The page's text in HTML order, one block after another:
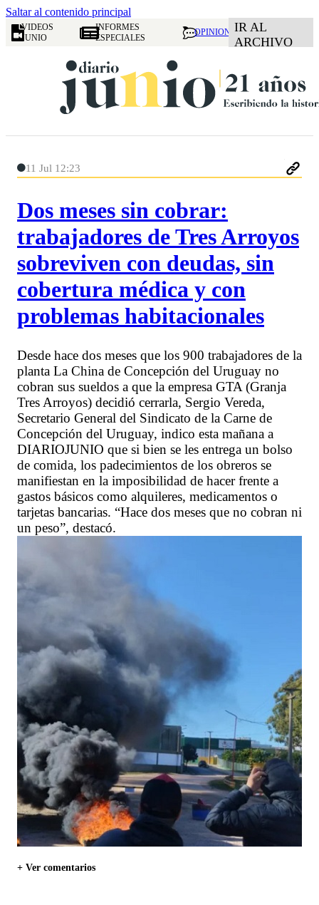
Saltar al contenido principal
VIDEOS
JUNIO
INFORMES
ESPECIALES
OPINION IR AL
ARCHIVO
11 Jul 12:23
Dos meses sin cobrar:
trabajadores de Tres Arroyos
sobreviven con deudas, sin
cobertura médica y con
problemas habitacionales
Desde hace dos meses que los 900 trabajadores de la
planta La China de Concepción del Uruguay no
cobran sus sueldos a que la empresa GTA (Granja
Tres Arroyos) decidió cerrarla, Sergio Vereda,
Secretario General del Sindicato de la Carne de
Concepción del Uruguay, indico esta mañana a
DIARIOJUNIO que si bien se les entrega un bolso
de comida, los padecimientos de los obreros se
manifiestan en la imposibilidad de hacer frente a
gastos básicos como alquileres, medicamentos o
tarjetas bancarias. “Hace dos meses que no cobran ni
un peso”, destacó.
+ Ver comentarios